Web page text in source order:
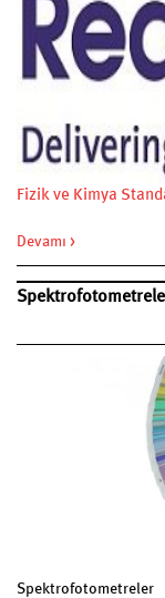
Fizik ve Kimya
Devamı >
Spektrofotometreler